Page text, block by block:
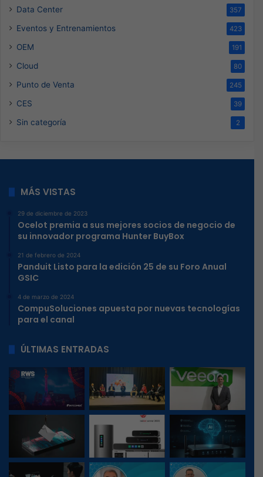
Data Center 357
Eventos y Entrenamientos 423
OEM 191
Cloud 80
Punto de Venta 245
CES 39
Sin categoría 2
MÁS VISTAS
29 de diciembre de 2023
Ocelot premia a sus mejores socios de negocio de
su innovador programa Hunter BuyBox
21 de febrero de 2024
Panduit Listo para la edición 25 de su Foro Anual
GSIC
4 de marzo de 2024
CompuSoluciones apuesta por nuevas tecnologías
para el canal
ÚLTIMAS ENTRADAS